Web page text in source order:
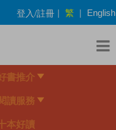
登入/註冊 | 繁 | English
書推介
讀服務
本好讀